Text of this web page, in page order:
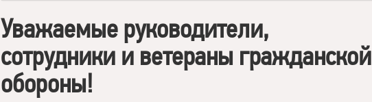
Уважаемые руководители,
сотрудники и ветераны гражданской
обороны!